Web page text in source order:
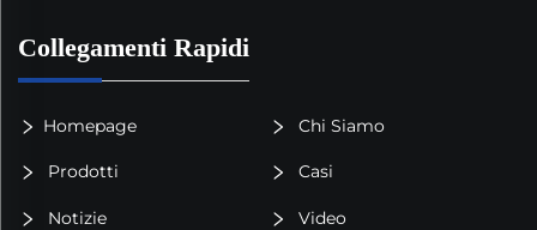
Collegamenti Rapidi
Homepage Chi Siamo
Prodotti Casi
Notizie Video